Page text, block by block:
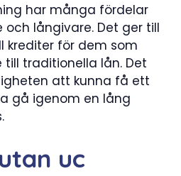
har många fördelar
långivare. Det ger till
krediter för dem som
traditionella lån. Det
att kunna få ett
gå igenom en lång
uc